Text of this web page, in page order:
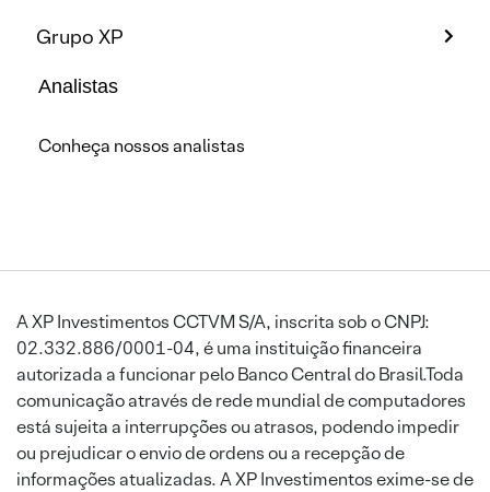
Grupo XP
Analistas
Conheça nossos analistas
A XP Investimentos CCTVM S/A, inscrita sob o CNPJ:
02.332.886/0001-04, é uma instituição financeira
autorizada a funcionar pelo Banco Central do Brasil.Toda
comunicação através de rede mundial de computadores
está sujeita a interrupções ou atrasos, podendo impedir
ou prejudicar o envio de ordens ou a recepção de
informações atualizadas. A XP Investimentos exime-se de